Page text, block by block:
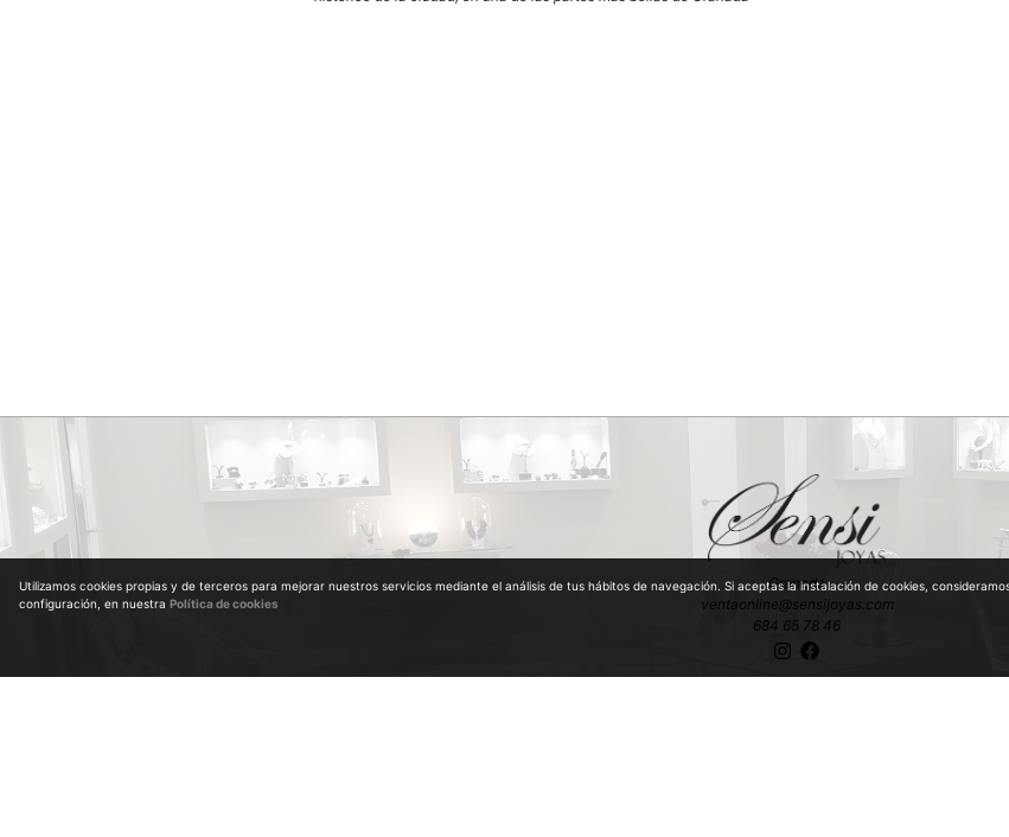
Granada
ventaonline@sensijoyas.com
684 65 78 46
Utilizamos cookies propias y de terceros para mejorar nuestros servicios mediante el análisis de tus hábitos de navegación. Si aceptas la instalación de cookies,
configuración, en nuestra Política de cookies